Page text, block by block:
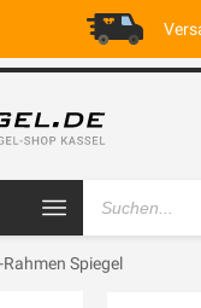
Rahmen Spiegel